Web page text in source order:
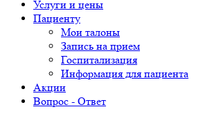
Услуги и цены
Пациенту
Мои талоны
Запись на прием
Госпитализация
Информация для пациента
Акции
Вопрос - Ответ